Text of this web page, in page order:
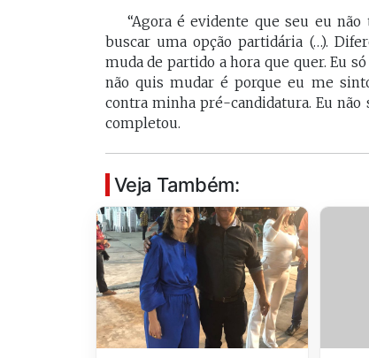
“Agora é evidente que seu eu
buscar uma opção partidária (…).
muda de partido a hora que quer. Eu
não quis mudar é porque eu me
contra minha pré-candidatura. Eu não
completou.
Veja Também: